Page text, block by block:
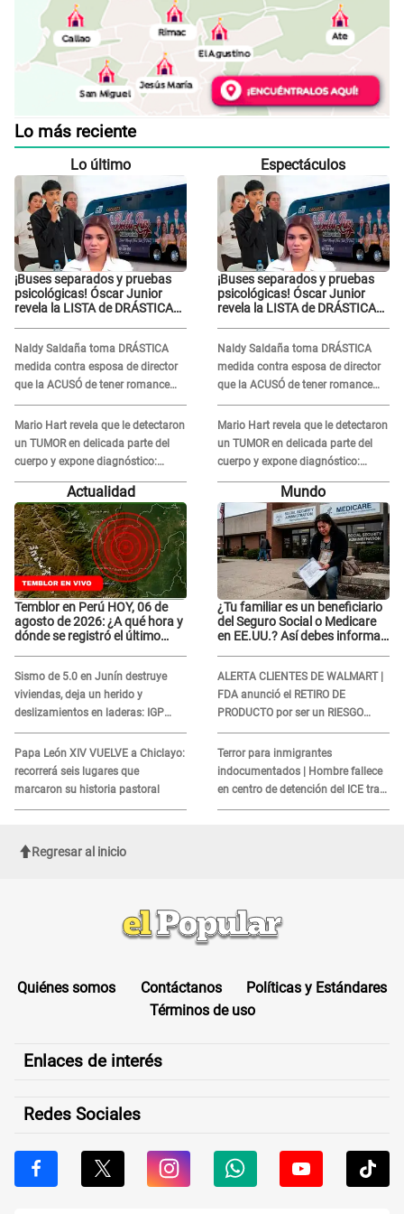
Lo más reciente
Lo último
¡Buses separados y pruebas
psicológicas! Óscar Junior
revela la LISTA de DRÁSTICAS
en 'La Bella Luz' tras caso
Naldy Saldaña
Naldy Saldaña toma DRÁSTICA
medida contra esposa de director
que la ACUSÓ de tener romance
con él: "Muy triste..."
Mario Hart revela que le detectaron
un TUMOR en delicada parte del
cuerpo y expone diagnóstico:
"Dolores muy fuertes..."
Espectáculos
¡Buses separados y pruebas
psicológicas! Óscar Junior
revela la LISTA de DRÁSTICAS
en 'La Bella Luz' tras caso
Naldy Saldaña
Naldy Saldaña toma DRÁSTICA
medida contra esposa de director
que la ACUSÓ de tener romance
con él: "Muy triste..."
Mario Hart revela que le detectaron
un TUMOR en delicada parte del
cuerpo y expone diagnóstico:
"Dolores muy fuertes..."
Actualidad
Temblor en Perú HOY, 06 de
agosto de 2026: ¿A qué hora y
dónde se registró el último
Sismo de 5.0 en Junín destruye
viviendas, deja un herido y
deslizamientos en laderas: IGP
alerta sobre posibles réplicas
Papa León XIV VUELVE a Chiclayo:
recorrerá seis lugares que
marcaron su historia pastoral
Mundo
¿Tu familiar es un beneficiario
del Seguro Social o Medicare
en EE.UU.? Así debes informar
ALERTA CLIENTES DE WALMART |
FDA anunció el RETIRO DE
PRODUCTO por ser un RIESGO
MORTAL para consumidores: ¿Cuál
es?
Terror para inmigrantes
indocumentados | Hombre fallece
en centro de detención del ICE tras
sufrir una "emergencia médica"
Regresar al inicio
Quiénes somos Contáctanos
Políticas y Estándares
Términos de uso
Enlaces de interés
Redes Sociales